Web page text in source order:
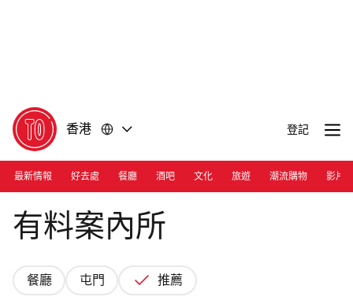
香港 登記
最新情報 好去處 餐廳 酒吧 文化 旅遊 潮流購物 影片
Photograph: Nicholas Wong
有料案內所
餐廳 屯門 推薦